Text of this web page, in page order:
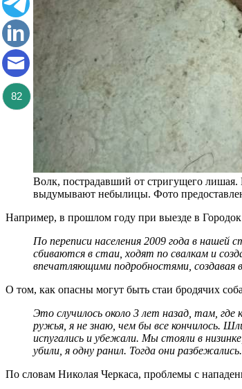
Волк, пострадавший от стригущего лишая.
выдумывают небылицы. Фото
Например, в прошлом году при выезде в Городок
По переписи населения 2009 года в нашей
сбиваются в стаи, ходят по свалкам и
впечатляющими подробностями, создавая
О том, как опасны могут быть стаи бродячих
Это случилось около 3 лет назад, там,
ружья, я не знаю, чем бы все кончилось.
испугались и убежали. Мы стояли в
убили, я одну ранил. Тогда они
По словам Николая Черкаса, проблемы с
82